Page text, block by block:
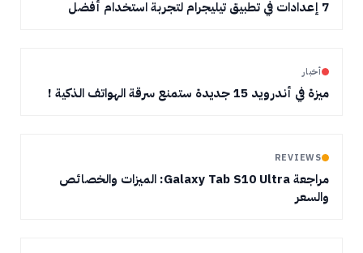
7 إعدادات في تطبيق تيليجرام لتجربة استخدام أفضل
أخبار
ميزة في أندرويد 15 جديدة ستمنع سرقة الهواتف الذكية !
REVIEWS
مراجعة Galaxy Tab S10 Ultra: الميزات والخصائص
والسعر